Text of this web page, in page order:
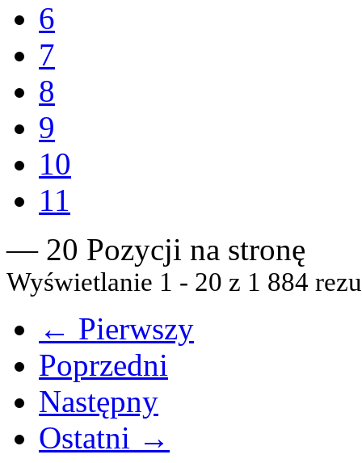
6
7
8
9
10
11
— 20 Pozycji na stronę
Wyświetlanie 1 - 20 z 1 884
← Pierwszy
Poprzedni
Następny
Ostatni →